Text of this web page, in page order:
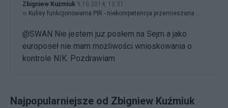
Zbigniew Kuźmiuk 9.10.2014, 12:31
w Kulisy funkcjonowania PIR - niekompetencja przemieszana ...
@SWAN Nie jestem juz posłem na Sejm a jako
europoseł nie mam możliwości wnioskowania o
kontrole NIK. Pozdrawiam
Najpopularniejsze od Zbigniew Kuźmiuk